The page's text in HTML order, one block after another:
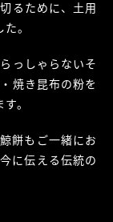
るために、土用
。
っしゃらないそ
焼き昆布の粉を
。
餅もご一緒にお
に伝える伝統の